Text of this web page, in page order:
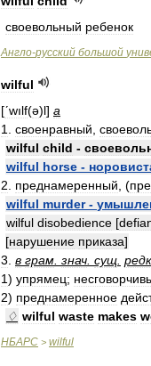
своевольный ребенок
Англо-русский большой
wilful
[ʹwılf(ə)l] a
1
своенравный
wilful child -
wilful horse -
2
преднамеренный , (
wilful murder-
wilful disobedience [
[нарушение приказа]
3 в грам знач сущ редк
1) упрямец;
2) преднамеренное
♢ wilful waste makes
НБАРС > wilful